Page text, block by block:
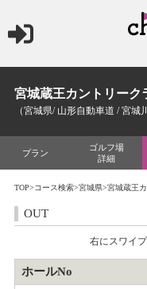
宮城蔵王カントリーク
（宮城県/ 山形自動車道 / 宮城
プラン
ゴルフ場
詳細
TOP>コース検索>宮城県>宮城蔵王
OUT
右にスワイ
ホールNo